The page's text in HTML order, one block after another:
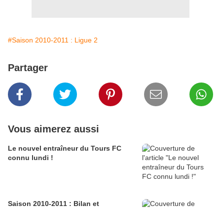
#Saison 2010-2011 : Ligue 2
Partager
Vous aimerez aussi
Le nouvel entraîneur du Tours FC
connu lundi !
Saison 2010-2011 : Bilan et